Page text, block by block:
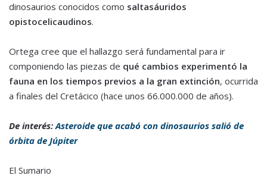
dinosaurios conocidos como saltasáuridos
opistocelicaudinos.
Ortega cree que el hallazgo será fundamental para ir
componiendo las piezas de qué cambios experimentó la
fauna en los tiempos previos a la gran extinción, ocurrida
a finales del Cretácico (hace unos 66.000.000 de años).​
De interés:Asteroide que acabó con dinosaurios salió de
órbita de Júpiter
El Sumario